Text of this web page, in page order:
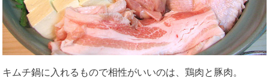
キムチ鍋に入れるもので相性がいいのは、鶏肉と豚肉。